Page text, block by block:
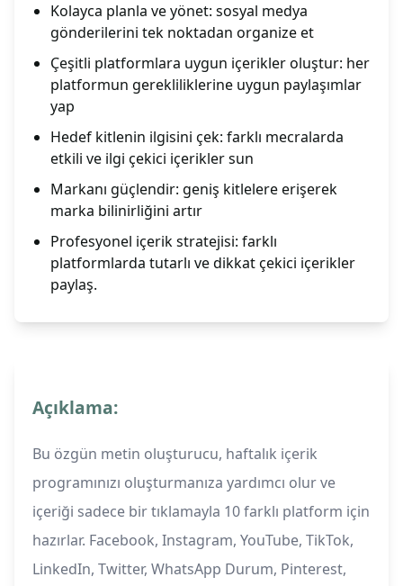
Kolayca planla ve yönet: sosyal medya
gönderilerini tek noktadan organize et
Çeşitli platformlara uygun içerikler oluştur: her
platformun gerekliliklerine uygun paylaşımlar
yap
Hedef kitlenin ilgisini çek: farklı mecralarda
etkili ve ilgi çekici içerikler sun
Markanı güçlendir: geniş kitlelere erişerek
marka bilinirliğini artır
Profesyonel içerik stratejisi: farklı
platformlarda tutarlı ve dikkat çekici içerikler
paylaş.
Açıklama:
Bu özgün metin oluşturucu, haftalık içerik
programınızı oluşturmanıza yardımcı olur ve
içeriği sadece bir tıklamayla 10 farklı platform için
hazırlar. Facebook, Instagram, YouTube, TikTok,
LinkedIn, Twitter, WhatsApp Durum, Pinterest,